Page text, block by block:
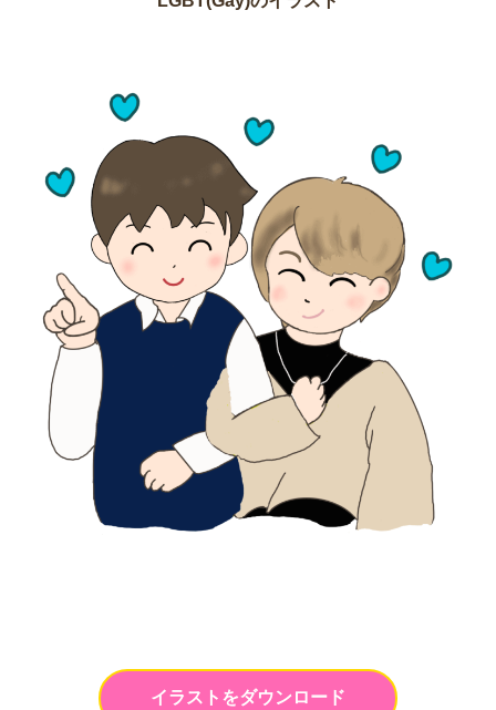
イラストをダウンロード